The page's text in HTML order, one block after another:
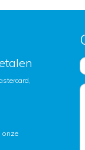
onze